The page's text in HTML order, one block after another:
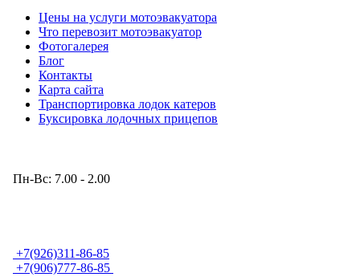
Цены на услуги мотоэвакуатора
Что перевозит мотоэвакуатор
Фотогалерея
Блог
Контакты
Карта сайта
Транспортировка лодок катеров
Буксировка лодочных прицепов
Пн-Вс: 7.00 - 2.00
+7(926)311-86-85
+7(906)777-86-85